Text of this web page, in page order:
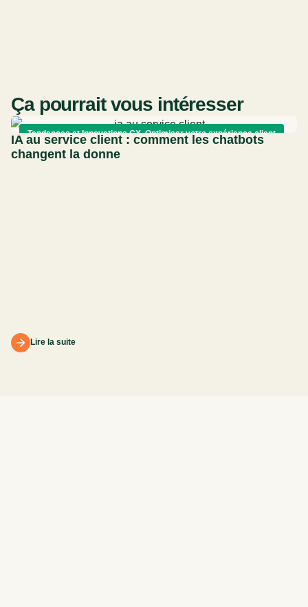
Ça pourrait vous intéresser
Tendances et Innovations CX,Optimiser votre expérience client
IA au service client : comment les chatbots
changent la donne
Lire la suite